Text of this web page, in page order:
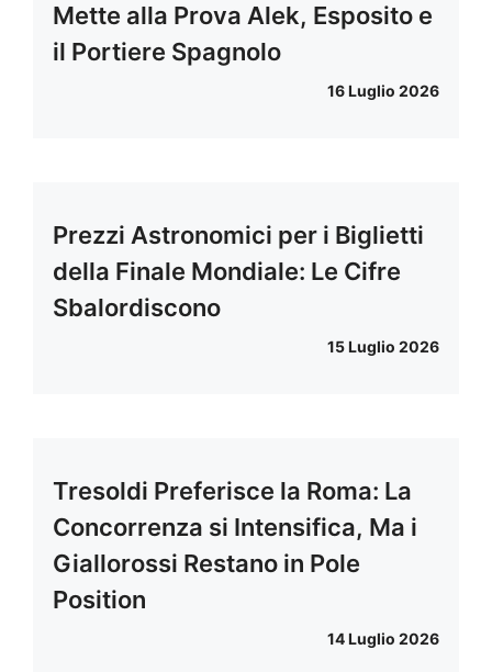
Mette alla Prova Alek, Esposito e
il Portiere Spagnolo
16 Luglio 2026
Prezzi Astronomici per i Biglietti
della Finale Mondiale: Le Cifre
Sbalordiscono
15 Luglio 2026
Tresoldi Preferisce la Roma: La
Concorrenza si Intensifica, Ma i
Giallorossi Restano in Pole
Position
14 Luglio 2026